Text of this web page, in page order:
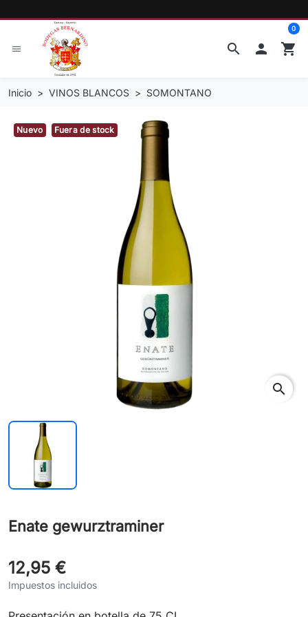
search
menu  shopping_cart
0
Inicio VINOS BLANCOS SOMONTANO
Nuevo Fuera de stock
search
Enate gewurztraminer
12,95 €
Impuestos incluidos